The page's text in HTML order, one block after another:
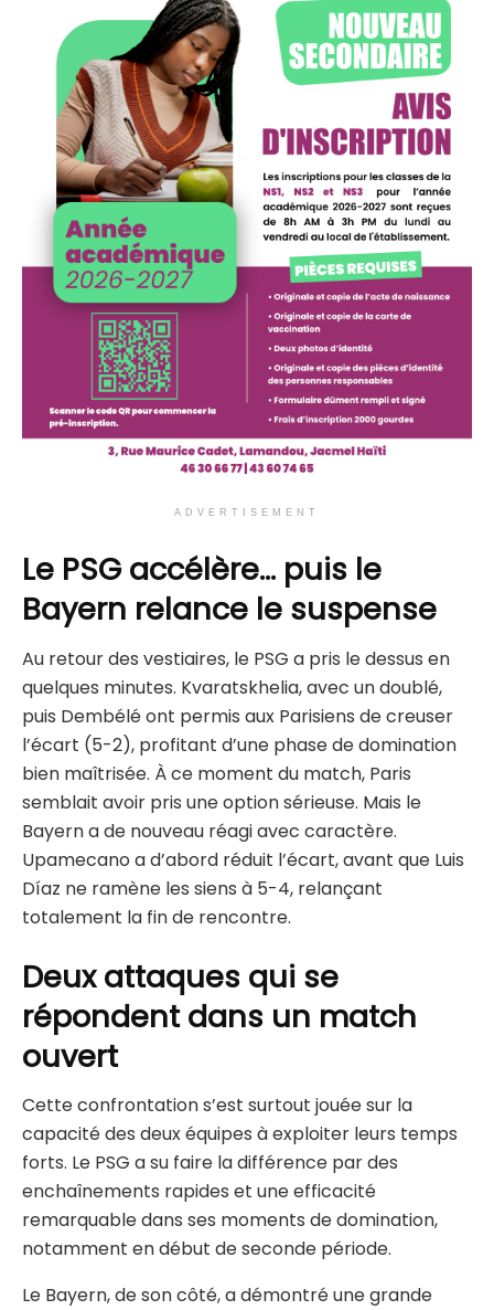
ADVERTISEMENT
Le PSG accélère… puis le
Bayern relance le suspense
Au retour des vestiaires, le PSG a pris le dessus en
quelques minutes. Kvaratskhelia, avec un doublé,
puis Dembélé ont permis aux Parisiens de creuser
l’écart (5-2), profitant d’une phase de domination
bien maîtrisée. À ce moment du match, Paris
semblait avoir pris une option sérieuse. Mais le
Bayern a de nouveau réagi avec caractère.
Upamecano a d’abord réduit l’écart, avant que Luis
Díaz ne ramène les siens à 5-4, relançant
totalement la fin de rencontre.
Deux attaques qui se
répondent dans un match
ouvert
Cette confrontation s’est surtout jouée sur la
capacité des deux équipes à exploiter leurs temps
forts. Le PSG a su faire la différence par des
enchaînements rapides et une efficacité
remarquable dans ses moments de domination,
notamment en début de seconde période.
Le Bayern, de son côté, a démontré une grande